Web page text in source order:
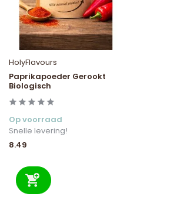
HolyFlavours
Paprikapoeder Gerookt
Biologisch
Op voorraad
Snelle levering!
8.49